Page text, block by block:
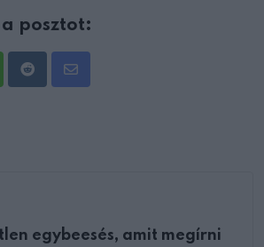
a posztot:
RedditShare
egybeesés, amit megírni